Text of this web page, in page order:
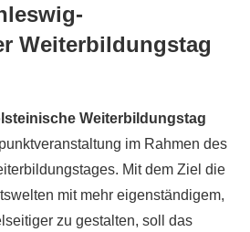
Weiterbildungstag
Weiterbildungstag
im Rahmen des
Mit dem Ziel die
mit mehr eigenständigem,
zu gestalten, soll das